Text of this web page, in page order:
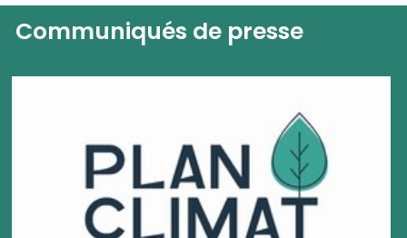
Communiqués de presse